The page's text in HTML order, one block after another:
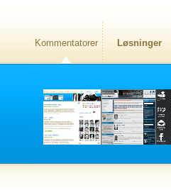
Kommentatorer Løsninger